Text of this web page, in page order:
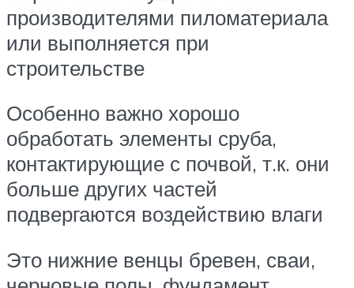
производителями пиломатериала
или выполняется при
строительстве
Особенно важно хорошо
обработать элементы сруба,
контактирующие с почвой, т.к. они
больше других частей
подвергаются воздействию влаги
Это нижние венцы бревен, сваи,